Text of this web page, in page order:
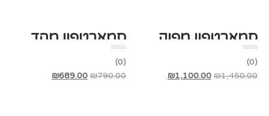
(0)
₪1,450.00
המחיר
₪1,100.00
(0)
₪790.00
המחיר ₪689.00